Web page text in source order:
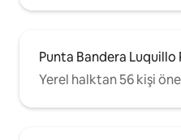
Punta Bandera Luquillo
Yerel halktan 56 kişi